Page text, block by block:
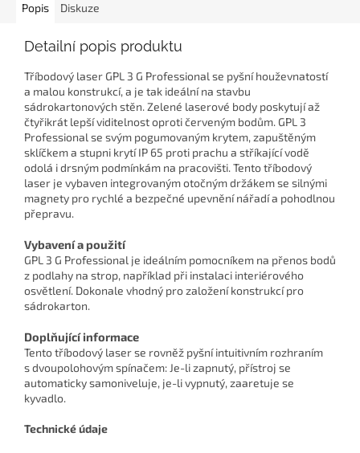
Popis Diskuze
Detailní popis produktu
Tříbodový laser GPL 3 G Professional se pyšní houževnatostí
a malou konstrukcí, a je tak ideální na stavbu
sádrokartonových stěn. Zelené laserové body poskytují až
čtyřikrát lepší viditelnost oproti červeným bodům. GPL 3
Professional se svým pogumovaným krytem, zapuštěným
sklíčkem a stupni krytí IP 65 proti prachu a stříkající vodě
odolá i drsným podmínkám na pracovišti. Tento tříbodový
laser je vybaven integrovaným otočným držákem se silnými
magnety pro rychlé a bezpečné upevnění nářadí a pohodlnou
přepravu.
Vybavení a použití
GPL 3 G Professional je ideálním pomocníkem na přenos bodů
z podlahy na strop, například při instalaci interiérového
osvětlení. Dokonale vhodný pro založení konstrukcí pro
sádrokarton.
Doplňující informace
Tento tříbodový laser se rovněž pyšní intuitivním rozhraním
s dvoupolohovým spínačem: Je-li zapnutý, přístroj se
automaticky samoniveluje, je-li vypnutý, zaaretuje se
kyvadlo.
Technické údaje